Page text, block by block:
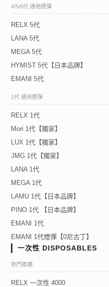
4/5/6代 通用煙彈
RELX 5代
LANA 5代
MEGA 5代
HYMIST 5代【日本品牌】
EMANI 5代
1代 通用煙彈
RELX 1代
Mori 1代【獨家】
LUX 1代【獨家】
JMG 1代【獨家】
LANA 1代
MEGA 1代
LAMU 1代【日本品牌】
PINO 1代 【日本品牌】
EMANI 1代
EMANI 1代煙彈【0尼古丁】
一次性 DISPOSABLES
熱門推薦
RELX 一次性 4000